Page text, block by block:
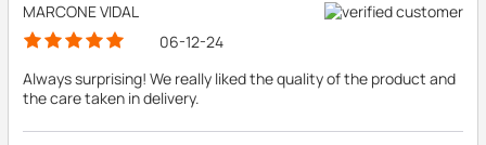
MARCONE VIDAL
06-12-24
Always surprising! We really liked the quality of the product and
the care taken in delivery.